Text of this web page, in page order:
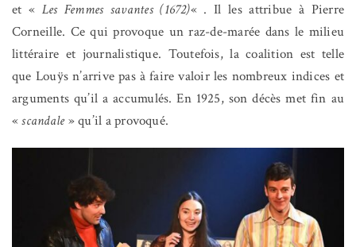
et « Les Femmes savantes (1672)« . Il les attribue à Pierre
Corneille. Ce qui provoque un raz-de-marée dans le milieu
littéraire et journalistique. Toutefois, la coalition est telle
que Louÿs n’arrive pas à faire valoir les nombreux indices et
arguments qu’il a accumulés. En 1925, son décès met fin au
«scandale » qu’il a provoqué.